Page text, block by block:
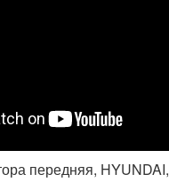
передняя, HYUNDAI,